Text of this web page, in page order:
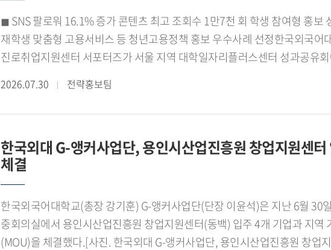
베트남 대표 H B 유통채널인 Hasaki를 비롯한 주요 유통기업 및 바이어들
가능성을 확인했다. Hasaki는 베트남 전역에 대규모 오프라인 매장과 온라인
유통기업으로 알려져 있다. 또한 기존 전시회에서 발굴한 바이어들과의 후
한국외대 GTEP 요원들]전자상거래 분야에서도 의미 있는 성과를 거뒀다. 현
온라인 판매 기반 확대 가능성을 확인했다.이번 프로젝트에서는 현지 대학
진행됐다. GTEP사업단은 베트남 대학생 서포터즈를 운영하며 콘텐츠 제작
펼쳤다.[사진 3. 베트남 현지 보육원을 찾아 협력기업 제품과 생필품을 기부
활동도 병행했다. 전시회 기간 중 현지 보육원을 방문해 협력기업 제품과 생
베트남 Shopee 전용 SKU 판매 수익의 일부를 현지 보육원에 지속적으로
◼ SNS 팔로워 16.1% 증가 콘텐츠 최고 조회수 1만7천 회 학생 참여형 홍보 성과 인정◼ 대학일자리플러스센터
재학생 맞춤형 고용서비스 등 청년고용정책 홍보 우수사례 선정한국외국어
진로취업지원센터 서포터즈가 서울 지역 대학일자리플러스센터 성과공유
수상한 한국외국어대학교 제8기 진로취업지원센터 서포터즈]한국외국어대
신근혜)가 운영한 제8기 진로취업지원센터 서포터즈는 강혜승, 김규래, 김
사업을 비롯해 고용노동부의 재학생 맞춤형 고용서비스와 졸업생 특화프로
확대하기 위한 다양한 홍보 활동을 펼쳤다.특히 카드뉴스와 숏폼 영상 등 학
제작 운영하며 SNS 팔로워를 16.1% 늘렸고, 콘텐츠 최고 조회수 1만7천 회
이 같은 성과를 바탕으로 한국외국어대학교 진로취업지원센터 서포터즈는
청년ON 라운지 다목적홀에서 열린 「2026년 서울 지역 대학일자리플러스
기록하며 우수상을 수상했다.서포터즈 대표 서민성 학생(차이나데이터큐
2026.07.30 전략홍보팀
한국외대 G-앵커사업단, 용인시산업진흥원 창업지원센
체결
한국외국어대학교(총장 강기훈) G-앵커사업단(단장 이윤석)은 지난 6월 30
중회의실에서 용인시산업진흥원 창업지원센터(동백) 입주 4개 기업과 지역
(MOU)을 체결했다.[사진. 한국외대 G-앵커사업단, 용인시산업진흥원 창업